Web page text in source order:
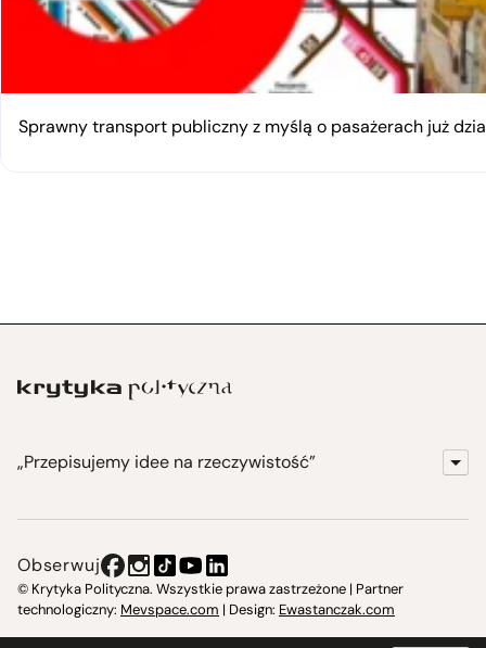
Sprawny transport publiczny z myślą o pasażerach już
„Przepisujemy idee na rzeczywistość”
Instytut Krytyki Politycznej
Obserwuj
© Krytyka Polityczna. Wszystkie prawa zastrzeżone | Partner
technologiczny: Mevspace.com | Design: Ewastanczak.com